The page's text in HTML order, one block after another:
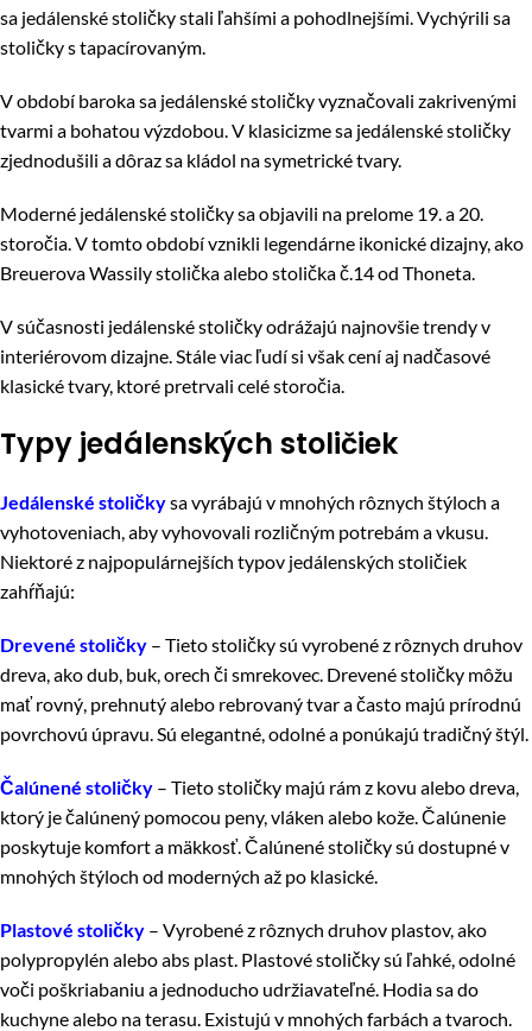
sa jedálenské stoličky stali ľahšími a pohodlnejšími. Vychýrili sa
stoličky s tapacírovaným.
V období baroka sa jedálenské stoličky vyznačovali zakrivenými
tvarmi a bohatou výzdobou. V klasicizme sa jedálenské stoličky
zjednodušili a dôraz sa kládol na symetrické tvary.
Moderné jedálenské stoličky sa objavili na prelome 19. a 20.
storočia. V tomto období vznikli legendárne ikonické dizajny, ako
Breuerova Wassily stolička alebo stolička č.14 od Thoneta.
V súčasnosti jedálenské stoličky odrážajú najnovšie trendy v
interiérovom dizajne. Stále viac ľudí si však cení aj nadčasové
klasické tvary, ktoré pretrvali celé storočia.
Typy jedálenských stoličiek
Jedálenské stoličkysa vyrábajú v mnohých rôznych štýloch a
vyhotoveniach, aby vyhovovali rozličným potrebám a vkusu.
Niektoré z najpopulárnejších typov jedálenských stoličiek
zahŕňajú:
Drevené stoličky – Tieto stoličky sú vyrobené z rôznych druhov
dreva, ako dub, buk, orech či smrekovec. Drevené stoličky môžu
mať rovný, prehnutý alebo rebrovaný tvar a často majú prírodnú
povrchovú úpravu. Sú elegantné, odolné a ponúkajú tradičný štýl.
Čalúnené stoličky – Tieto stoličky majú rám z kovu alebo dreva,
ktorý je čalúnený pomocou peny, vláken alebo kože. Čalúnenie
poskytuje komfort a mäkkosť. Čalúnené stoličky sú dostupné v
mnohých štýloch od moderných až po klasické.
Plastové stoličky – Vyrobené z rôznych druhov plastov, ako
polypropylén alebo abs plast. Plastové stoličky sú ľahké, odolné
voči poškriabaniu a jednoducho udržiavateľné. Hodia sa do
kuchyne alebo na terasu. Existujú v mnohých farbách a tvaroch.